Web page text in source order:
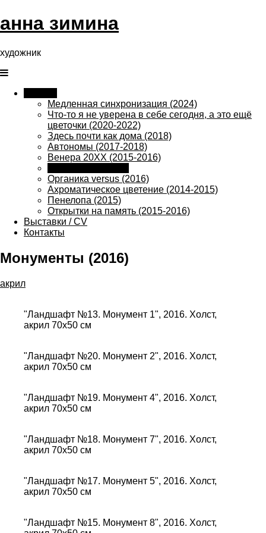
анна зимина
художник
Toggle
menu
Медленная синхронизация (2024)
Что-то я не уверена в себе сегодня, а это ещё
цветочки (2020-2022)
Здесь почти как дома (2018)
Автономы (2017-2018)
Венера 20ХХ (2015-2016)
Органика versus (2016)
Ахроматическое цветение (2014-2015)
Пенелопа (2015)
Открытки на память (2015-2016)
Выставки / CV
Контакты
Монументы (2016)
акрил
"Ландшафт №13. Монумент 1", 2016. Холст,
акрил 70х50 см
"Ландшафт №20. Монумент 2", 2016. Холст,
акрил 70х50 см
"Ландшафт №19. Монумент 4", 2016. Холст,
акрил 70х50 см
"Ландшафт №18. Монумент 7", 2016. Холст,
акрил 70х50 см
"Ландшафт №17. Монумент 5", 2016. Холст,
акрил 70х50 см
"Ландшафт №15. Монумент 8", 2016. Холст,